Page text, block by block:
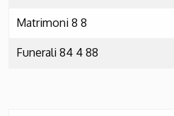
Matrimoni 8 8
Funerali 84 4 88